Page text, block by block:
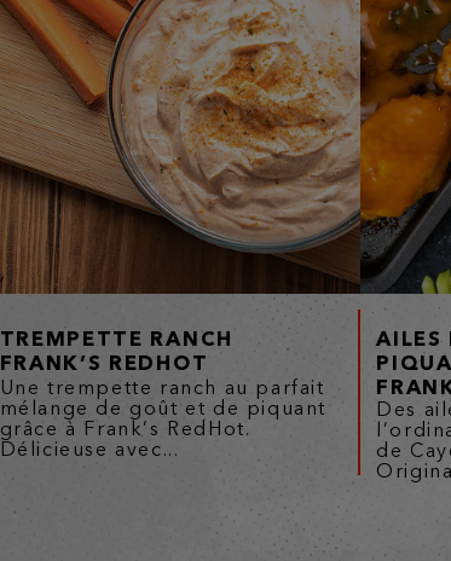
TREMPETTE RANCH
FRANK’S REDHOT
Une trempette ranch au parfait
mélange de goût et de piquant
grâce à Frank’s RedHot.
Délicieuse avec...
AILES
Des
de